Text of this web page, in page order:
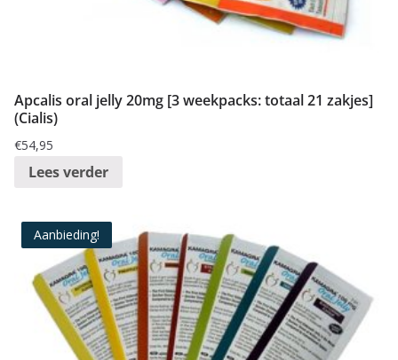
Apcalis oral jelly 20mg [3 weekpacks: totaal 21 zakjes]
(Cialis)
€54,95
Lees verder
Aanbieding!